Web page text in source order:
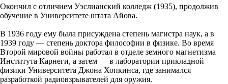
Окончил с отличием Уэслианский колледж (1935), продолжив
обучение в Университете штата Айова.
В 1936 году ему была присуждена степень магистра наук, а в
1939 году — степень доктора философии в физике. Во время
Второй мировой войны работал в отделе земного магнетизма
Института Карнеги, а затем — в лаборатории прикладной
физики Университета Джона Хопкинса, где занимался
разработкой радиовзрывателей для оружия.